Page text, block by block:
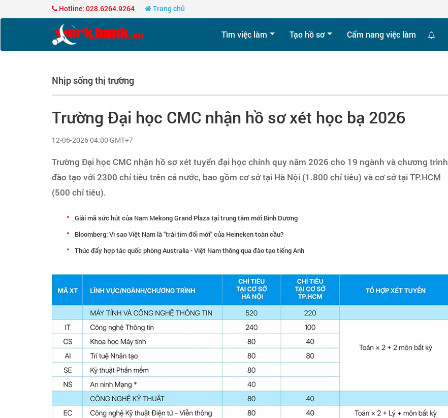
Hotline: 028.6264.9264 Trang chủ
Tìm việc làm Tạo hồ sơ Cẩm nang việc làm
Nhịp sống thị trường
Trường Đại học CMC nhận hồ sơ xét học bạ 2026
12-06-2026 04:00 GMT+7
Trường Đại học CMC nhận hồ sơ xét tuyển đại học chính quy năm 2026 cho 19 ngành và chương trình
đào tạo với 2300 chỉ tiêu trên cả nước, bao gồm cơ sở tại Hà Nội (1.800 chỉ tiêu) và cơ sở tại TP.HCM
(500 chỉ tiêu).
Giải mã sức hút của Nam Mekong Grand Plaza tại trung tâm mới Bình Dương
Bloomberg: Vì sao Việt Nam là "trái tim đổi mới" của Heineken toàn cầu?
Thúc đẩy hợp tác quốc phòng Australia - Việt Nam thông qua đào tạo tiếng Anh